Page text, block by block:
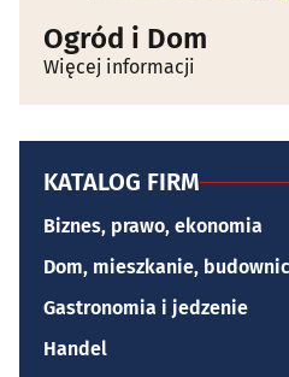
Ogród i Dom
Więcej informacji
KATALOG FIRM
Biznes, prawo, ekonomia
Dom, mieszkanie,
Gastronomia i jedzenie
Handel